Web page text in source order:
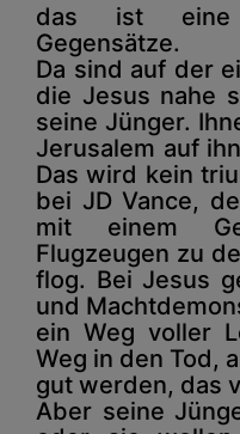
das ist eine
Gegensätze.
Da sind auf der
die Jesus nahe
seine Jünger.
Jerusalem auf
Das wird kein
bei JD Vance,
mit einem
Flugzeugen zu
flog. Bei Jesus
und
ein Weg voller
Weg in den Tod,
gut werden, das
Aber seine